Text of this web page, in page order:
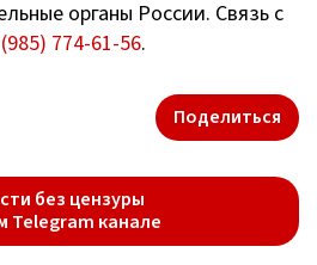
органы России. Связь с
774-61-56.
Поделиться
без цензуры
Telegram канале